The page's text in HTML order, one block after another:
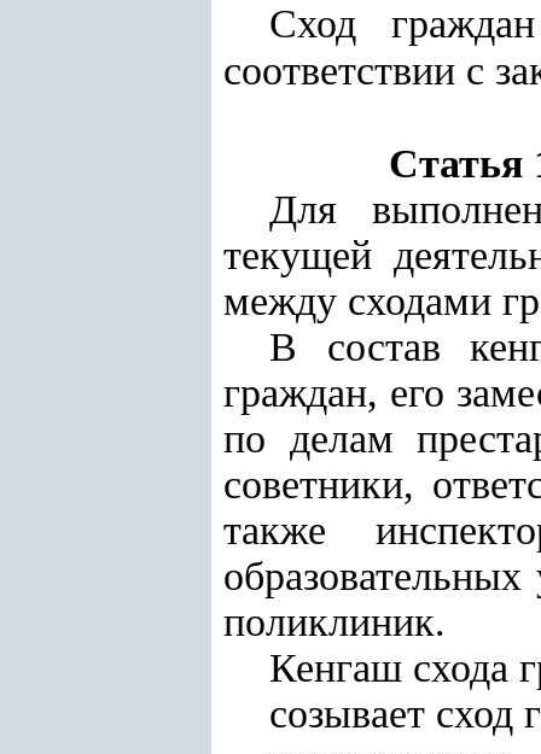
Сход
соответствии с
Статья
Для
текущей
между сходами
В состав
граждан, его
по делам
советники,
также
поликлиник.
Кенгаш схода
созывает сход